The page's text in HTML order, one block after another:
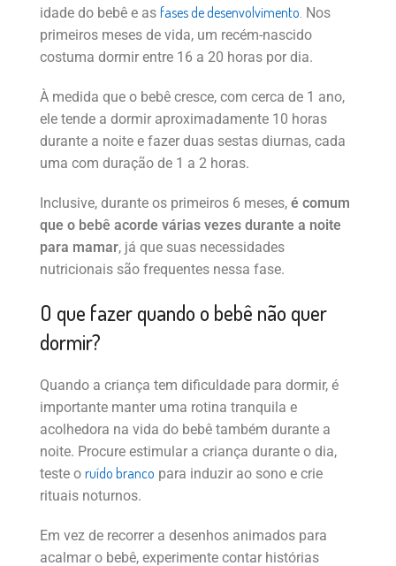
idade do bebê e as fases de desenvolvimento. Nos
primeiros meses de vida, um recém-nascido
costuma dormir entre 16 a 20 horas por dia.
À medida que o bebê cresce, com cerca de 1 ano,
ele tende a dormir aproximadamente 10 horas
durante a noite e fazer duas sestas diurnas, cada
uma com duração de 1 a 2 horas.
Inclusive, durante os primeiros 6 meses, é comum
que o bebê acorde várias vezes durante a noite
para mamar, já que suas necessidades
nutricionais são frequentes nessa fase.
O que fazer quando o bebê não quer
dormir?
Quando a criança tem dificuldade para dormir, é
importante manter uma rotina tranquila e
acolhedora na vida do bebê também durante a
noite. Procure estimular a criança durante o dia,
teste o ruído branco para induzir ao sono e crie
rituais noturnos.
Em vez de recorrer a desenhos animados para
acalmar o bebê, experimente contar histórias